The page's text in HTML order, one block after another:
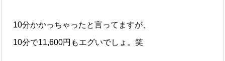
10分かかっちゃったと言ってますが、
10分で11,600円もエグいでしょ。笑